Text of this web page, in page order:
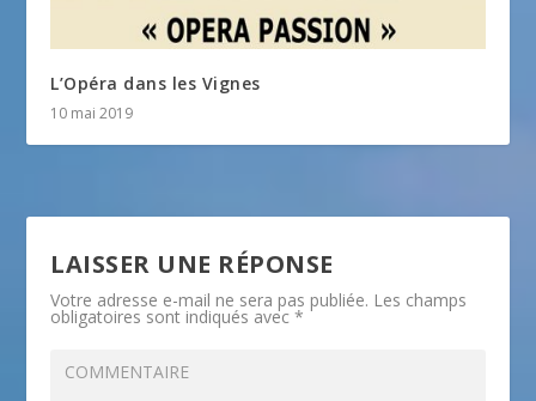
L’Opéra dans les Vignes
10 mai 2019
LAISSER UNE RÉPONSE
Votre adresse e-mail ne sera pas publiée. Les champs
obligatoires sont indiqués avec*